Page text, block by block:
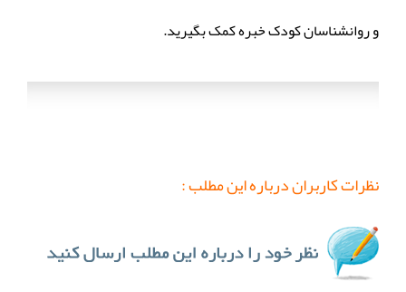
و روانشناسان کودک خبره کمک بگیرید.
نظرات کاربران درباره این مطلب :